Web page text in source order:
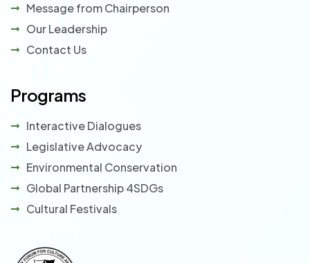
Message from Chairperson
Our Leadership
Contact Us
Programs
Interactive Dialogues
Legislative Advocacy
Environmental Conservation
Global Partnership 4SDGs
Cultural Festivals